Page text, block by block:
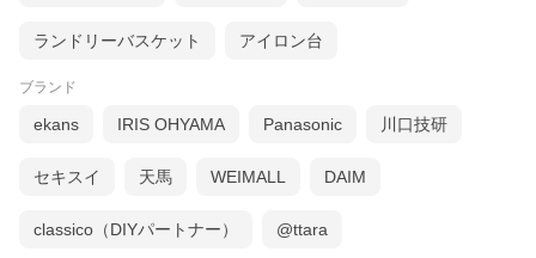
ランドリーバスケット アイロン台
ブランド
ekans IRIS OHYAMA Panasonic 川口技研
セキスイ 天馬 WEIMALL DAIM
classico（DIYパートナー） @ttara